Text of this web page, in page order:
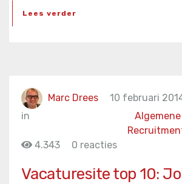
Lees verder
Marc Drees
10 februari
in
4.343
0 reacties
Vacaturesite top 10: